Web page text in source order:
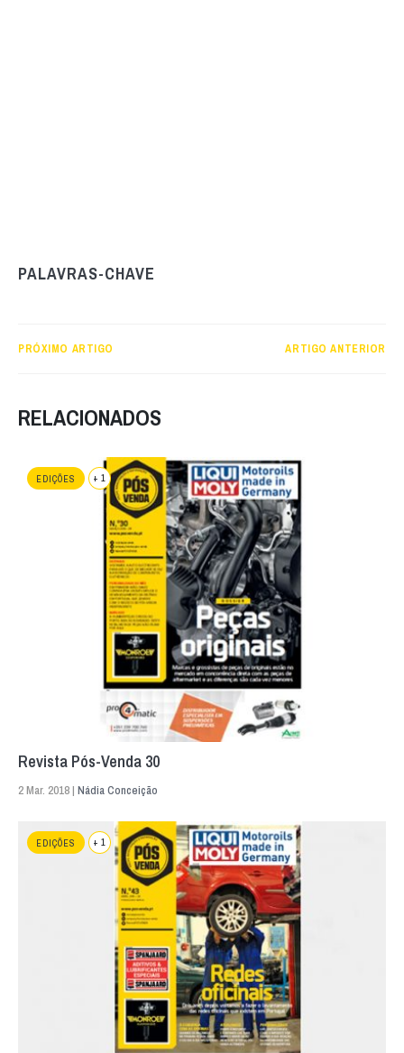
PALAVRAS-CHAVE
PRÓXIMO ARTIGO ARTIGO ANTERIOR
RELACIONADOS
EDIÇÕES + 1
Revista Pós-Venda 30
2 Mar. 2018 | Nádia Conceição
EDIÇÕES + 1